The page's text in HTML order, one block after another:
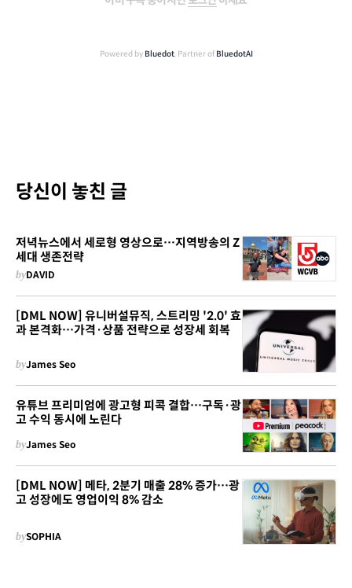
Powered by Bluedot, Partner of BluedotAI
당신이 놓친 글
저녁뉴스에서 세로형 영상으로…지역방송의 Z
세대 생존전략
byDAVID
[DML NOW] 유니버설뮤직, 스트리밍 '2.0' 효
과 본격화…가격·상품 전략으로 성장세 회복
byJames Seo
유튜브 프리미엄에 광고형 피콕 결합…구독·광
고 수익 동시에 노린다
byJames Seo
[DML NOW] 메타, 2분기 매출 28% 증가…광
고 성장에도 영업이익 8% 감소
bySOPHIA